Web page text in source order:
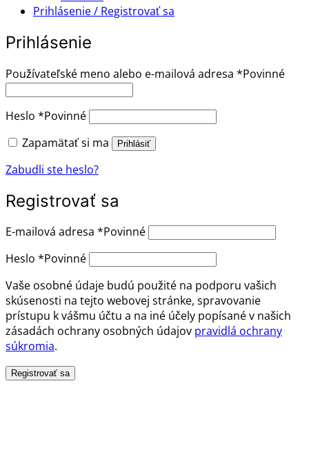
Prihlásenie / Registrovať sa
Prihlásenie
Používateľské meno alebo e-mailová adresa *Povinné
Heslo *Povinné
Zapamätať si ma
Prihlásiť
Zabudli ste heslo?
Registrovať sa
E-mailová adresa *Povinné
Heslo *Povinné
Vaše osobné údaje budú použité na podporu vašich
skúsenosti na tejto webovej stránke, spravovanie
prístupu k vášmu účtu a na iné účely popísané v našich
zásadách ochrany osobných údajov pravidlá ochrany
súkromia.
Registrovať sa